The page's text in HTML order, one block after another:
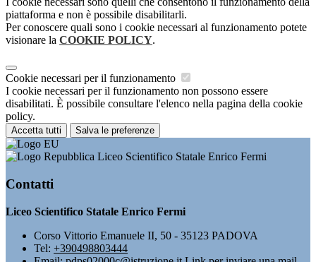
piattaforma e non è possibile disabilitarli.
Per conoscere quali sono i cookie necessari al funzionamento potete
visionare la COOKIE POLICY.
Cookie necessari per il funzionamento
I cookie necessari per il funzionamento non possono essere
disabilitati. È possibile consultare l'elenco nella pagina della cookie
policy.
Accetta tutti Salva le preferenze
Liceo Scientifico Statale Enrico Fermi
Contatti
Liceo Scientifico Statale Enrico Fermi
Corso Vittorio Emanuele II, 50 - 35123 PADOVA
Tel: +390498803444